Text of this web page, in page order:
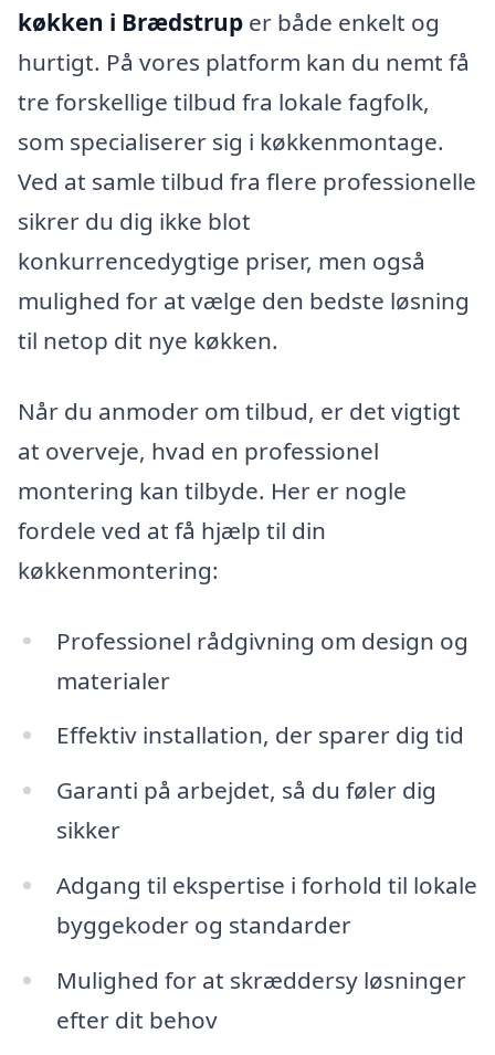
køkken i Brædstrup er både enkelt og
hurtigt. På vores platform kan du nemt få
tre forskellige tilbud fra lokale fagfolk,
som specialiserer sig i køkkenmontage.
Ved at samle tilbud fra flere professionelle
sikrer du dig ikke blot
konkurrencedygtige priser, men også
mulighed for at vælge den bedste løsning
til netop dit nye køkken.
Når du anmoder om tilbud, er det vigtigt
at overveje, hvad en professionel
montering kan tilbyde. Her er nogle
fordele ved at få hjælp til din
køkkenmontering:
Professionel rådgivning om design og
materialer
Effektiv installation, der sparer dig tid
Garanti på arbejdet, så du føler dig
sikker
Adgang til ekspertise i forhold til lokale
byggekoder og standarder
Mulighed for at skræddersy løsninger
efter dit behov